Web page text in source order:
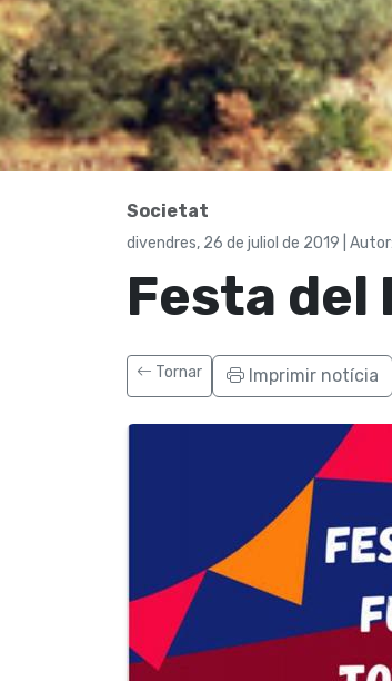
Societat
divendres, 26 de juliol de 2019 |
Festa del
Tornar Imprimir notícia